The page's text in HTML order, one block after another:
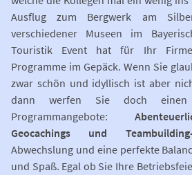
Ausflug zum Bergwerk am
verschiedener Museen im
Touristik Event hat für Ihr
Programme im Gepäck. Wenn Sie
zwar schön und idyllisch ist aber
dann werfen Sie doch
Programmangebote:
Geocachings und Teambuilding-
Abwechslung und eine perfekte
und Spaß. Egal ob Sie Ihre